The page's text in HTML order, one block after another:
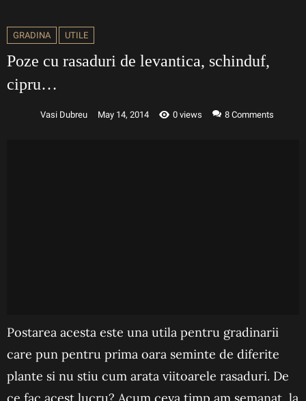
GRADINA UTILE
Poze cu rasaduri de levantica, schinduf,
cipru…
Vasi Dubreu May 14, 2014 0 views 8 Comments
Postarea acesta este una utila pentru gradinarii
care pun pentru prima oara seminte de diferite
plante si nu stiu cum arata viitoarele rasaduri. De